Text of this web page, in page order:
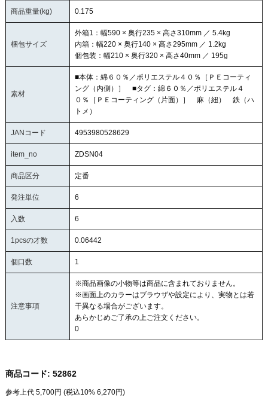
商品重量(kg) 0.175
梱包サイズ
外箱1：幅590 × 奥行235 × 高さ310mm ／ 5.4kg
内箱：幅220 × 奥行140 × 高さ295mm ／ 1.2kg
個包装：幅210 × 奥行320 × 高さ40mm ／ 195g
素材
■本体：綿６０％／ポリエステル４０％［ＰＥコーティ
ング（内側）］ ■タグ：綿６０％／ポリエステル４
０％［ＰＥコーティング（片面）］ 麻（紐） 鉄（ハ
トメ）
JANコード 4953980528629
item_no ZDSN04
商品区分 定番
発注単位 6
入数 6
1pcsの才数 0.06442
個口数 1
注意事項
※商品画像の小物等は商品に含まれておりません。
※画面上のカラーはブラウザや設定により、実物とは若
干異なる場合がございます。
あらかじめご了承の上ご注文ください。
0
商品コード: 52862
参考上代 5,700円 (税込10% 6,270円)